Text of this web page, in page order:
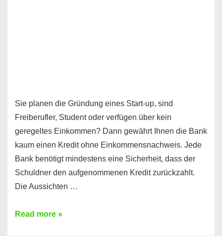
Sie planen die Gründung eines Start-up, sind
Freiberufler, Student oder verfügen über kein
geregeltes Einkommen? Dann gewährt Ihnen die Bank
kaum einen Kredit ohne Einkommensnachweis. Jede
Bank benötigt mindestens eine Sicherheit, dass der
Schuldner den aufgenommenen Kredit zurückzahlt.
Die Aussichten …
Mit
Read more »